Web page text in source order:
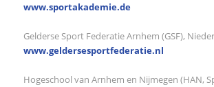
www.sportakademie.de
Gelderse Sport Federatie Arnhem (GSF),
www.geldersesportfederatie.nl
Hogeschool van Arnhem en Nijmegen (HAN,